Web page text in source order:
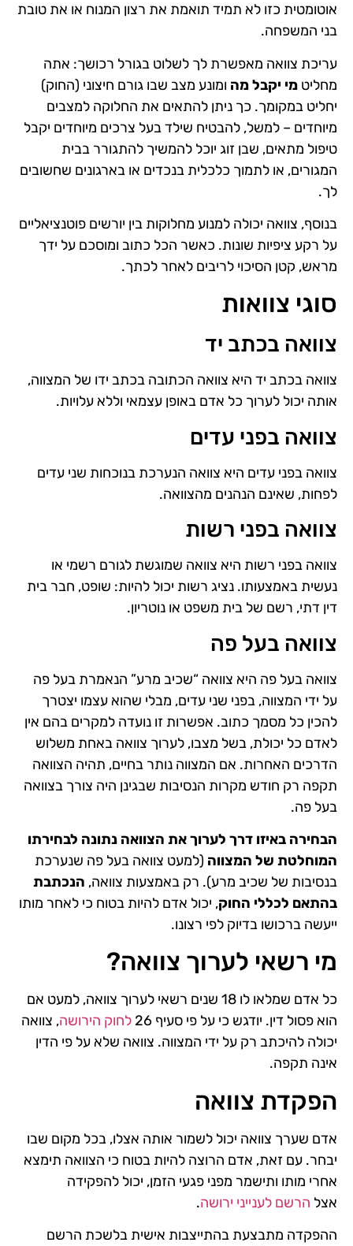
אוטומטית כזו לא תמיד תואמת את רצון המנוח או את טובת
בני המשפחה.
עריכת צוואה מאפשרת לך לשלוט בגורל רכושך: אתה
מחליט מי יקבל מה ומונע מצב שבו גורם חיצוני (החוק)
יחליט במקומך. כך ניתן להתאים את החלוקה למצבים
מיוחדים – למשל, להבטיח שילד בעל צרכים מיוחדים יקבל
טיפול מתאים, שבן זוג יוכל להמשיך להתגורר בבית
המגורים, או לתמוך כלכלית בנכדים או בארגונים שחשובים
לך.
בנוסף, צוואה יכולה למנוע מחלוקות בין יורשים פוטנציאליים
על רקע ציפיות שונות. כאשר הכל כתוב ומוסכם על ידך
מראש, קטן הסיכוי לריבים לאחר לכתך.
סוגי צוואות
צוואה בכתב יד
צוואה בכתב יד היא צוואה הכתובה בכתב ידו של המצווה,
אותה יכול לערוך כל אדם באופן עצמאי וללא עלויות.
צוואה בפני עדים
צוואה בפני עדים היא צוואה הנערכת בנוכחות שני עדים
לפחות, שאינם הנהנים מהצוואה.
צוואה בפני רשות
צוואה בפני רשות היא צוואה שמוגשת לגורם רשמי או
נעשית באמצעותו. נציג רשות יכול להיות: שופט, חבר בית
דין דתי, רשם של בית משפט או נוטריון.
צוואה בעל פה
צוואה בעל פה היא צוואה “שכיב מרע” הנאמרת בעל פה
על ידי המצווה, בפני שני עדים, מבלי שהוא עצמו יצטרך
להכין כל מסמך כתוב. אפשרות זו נועדה למקרים בהם אין
לאדם כל יכולת, בשל מצבו, לערוך צוואה באחת משלוש
הדרכים האחרות. אם המצווה נותר בחיים, תהיה הצוואה
תקפה רק חודש מקרות הנסיבות שבגינן היה צורך בצוואה
בעל פה.
הבחירה באיזו דרך לערוך את הצוואה נתונה לבחירתו
המוחלטת של המצווה (למעט צוואה בעל פה שנערכת
בנסיבות של שכיב מרע). רק באמצעות צוואה, הנכתבת
בהתאם לכללי החוק, יכול אדם להיות בטוח כי לאחר מותו
ייעשה ברכושו בדיוק לפי רצונו.
מי רשאי לערוך צוואה?
כל אדם שמלאו לו 18 שנים רשאי לערוך צוואה, למעט אם
הוא פסול דין. יודגש כי על פי סעיף 26
לחוק הירושה, צוואה
יכולה להיכתב רק על ידי המצווה. צוואה שלא על פי הדין
אינה תקפה.
הפקדת צוואה
אדם שערך צוואה יכול לשמור אותה אצלו, בכל מקום שבו
יבחר. עם זאת, אדם הרוצה להיות בטוח כי הצוואה תימצא
אחרי מותו ותישמר מפני פגעי הזמן, יכול להפקידה
אצל הרשם לענייני ירושה.
ההפקדה מתבצעת בהתייצבות אישית בלשכת הרשם